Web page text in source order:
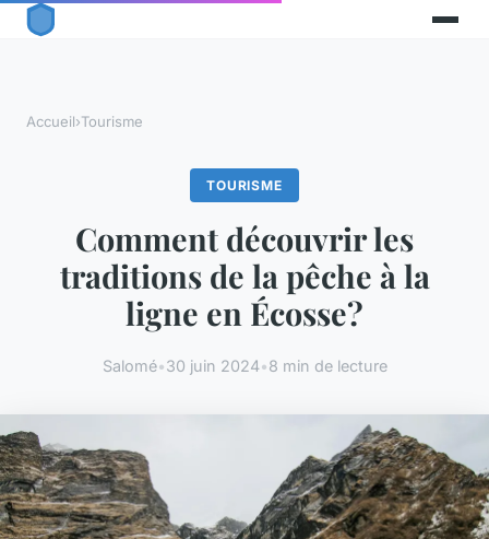
Accueil›Tourisme
TOURISME
Comment découvrir les
traditions de la pêche à la
ligne en Écosse?
Salomé•30 juin 2024•8 min de lecture